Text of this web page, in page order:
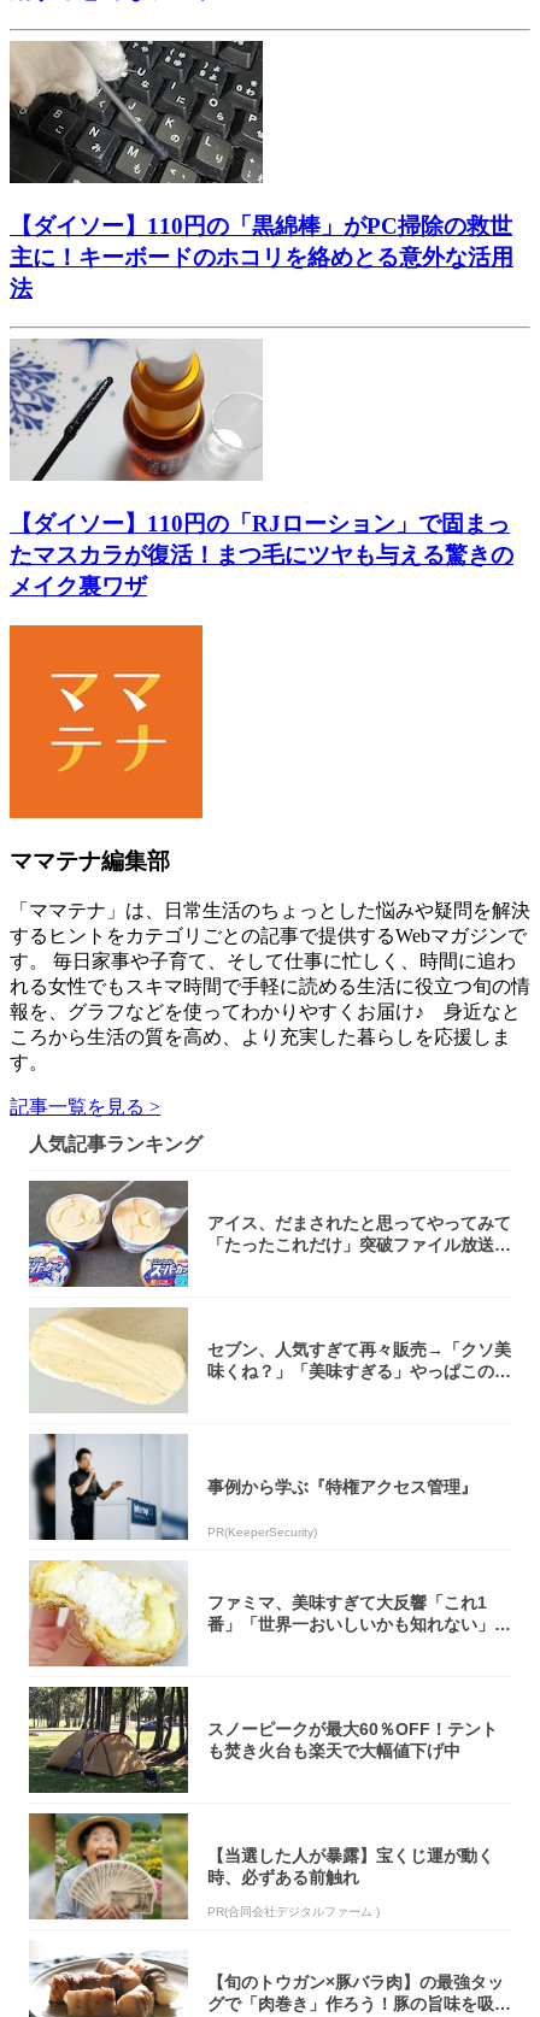
【ダイソー】110円の「黒綿棒」がPC掃除の救世
主に！キーボードのホコリを絡めとる意外な活用
法
【ダイソー】110円の「RJローション」で固まっ
たマスカラが復活！まつ毛にツヤも与える驚きの
メイク裏ワザ
ママテナ編集部
「ママテナ」は、日常生活のちょっとした悩みや疑問を解決
するヒントをカテゴリごとの記事で提供するWebマガジンで
す。 毎日家事や子育て、そして仕事に忙しく、時間に追わ
れる女性でもスキマ時間で手軽に読める生活に役立つ旬の情
報を、グラフなどを使ってわかりやすくお届け♪ 身近なと
ころから生活の質を高め、より充実した暮らしを応援しま
す。
記事一覧を見る >
人気記事ランキング
アイス、だまされたと思ってやってみて
「たったこれだけ」突破ファイル放送で
セブン、人気すぎて再々販売→「クソ美
味くね？」「美味すぎる」やっぱこのク
事例から学ぶ『特権アクセス管理』
PR(KeeperSecurity)
ファミマ、美味すぎて大反響「これ1
番」「世界一おいしいかも知れない」
スノーピークが最大60％OFF！テント
も焚き火台も楽天で大幅値下げ中
【当選した人が暴露】宝くじ運が動く
時、必ずある前触れ
PR(合同会社デジタルファーム )
【旬のトウガン×豚バラ肉】の最強タッ
グで「肉巻き」作ろう！豚の旨味を吸い